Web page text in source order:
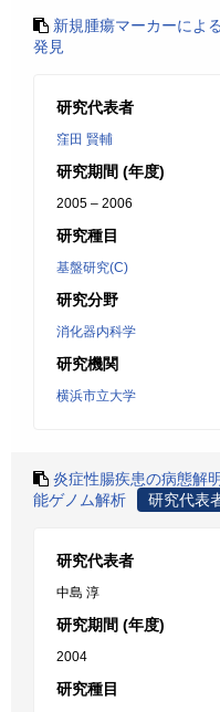
新規腫瘍マーカーによ
発見
研究代表者
窪田 賢輔
研究期間 (年度)
2005 – 2006
研究種目
基盤研究(C)
研究分野
消化器内科学
研究機関
横浜市立大学
炎症性腸疾患の病態解
能ゲノム解析
研究代表
研究代表者
中島 淳
研究期間 (年度)
2004
研究種目